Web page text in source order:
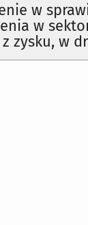
w
w
zysku, w